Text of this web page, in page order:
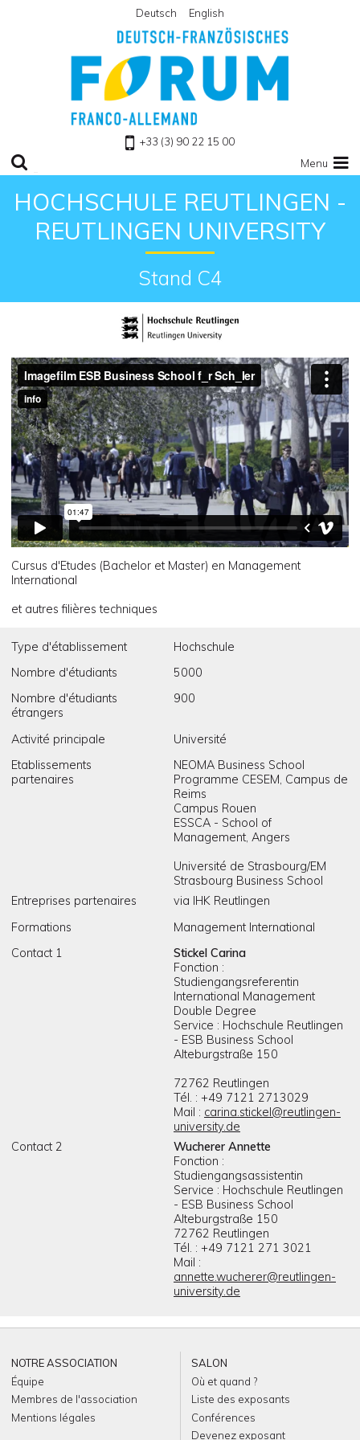
Retour à l'accueil
Deutsch English
+33 (3) 90 22 15 00
Menu
HOCHSCHULE REUTLINGEN -
REUTLINGEN UNIVERSITY
Stand C4
Cursus d'Etudes (Bachelor et Master) en Management
International
et autres filières techniques
Type d'établissement
Hochschule
Nombre d'étudiants
5000
Nombre d'étudiants
étrangers
900
Activité principale
Université
Etablissements
partenaires
NEOMA Business School
Programme CESEM, Campus de
Reims
Campus Rouen
ESSCA - School of
Management, Angers
Université de Strasbourg/EM
Strasbourg Business School
Entreprises partenaires
via IHK Reutlingen
Formations
Management International
Contact 1
Stickel Carina
Fonction :
Studiengangsreferentin
International Management
Double Degree
Service : Hochschule Reutlingen
- ESB Business School
Alteburgstraße 150
72762 Reutlingen
Tél. : +49 7121 2713029
Mail : carina.stickel@reutlingen-
university.de
Contact 2
Wucherer Annette
Fonction :
Studiengangsassistentin
Service : Hochschule Reutlingen
- ESB Business School
Alteburgstraße 150
72762 Reutlingen
Tél. : +49 7121 271 3021
Mail :
annette.wucherer@reutlingen-
university.de
NOTRE ASSOCIATION
Équipe
Membres de l'association
Mentions légales
SALON
Où et quand ?
Liste des exposants
Conférences
Devenez exposant